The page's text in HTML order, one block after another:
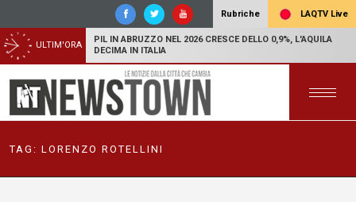
Rubriche LAQTV Live
ULTIM'ORA
PIL IN ABRUZZO NEL 2026 CRESCE DELLO 0,9%, L'AQUILA
DECIMA IN ITALIA
TAG: LORENZO ROTELLINI